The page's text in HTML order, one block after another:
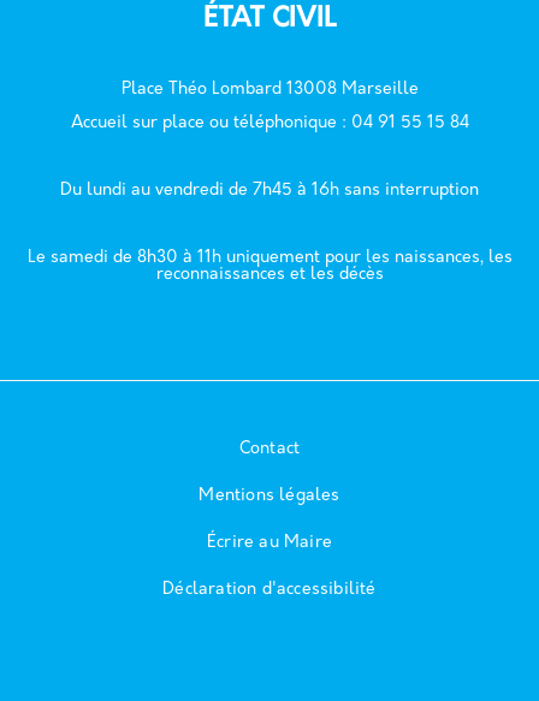
ÉTAT CIVIL
Place Théo Lombard 13008 Marseille
Accueil sur place ou téléphonique : 04 91 55 15 84
Du lundi au vendredi de 7h45 à 16h sans interruption
Le samedi de 8h30 à 11h uniquement pour les naissances, les
reconnaissances et les décès
Contact
Mentions légales
Écrire au Maire
Déclaration d'accessibilité